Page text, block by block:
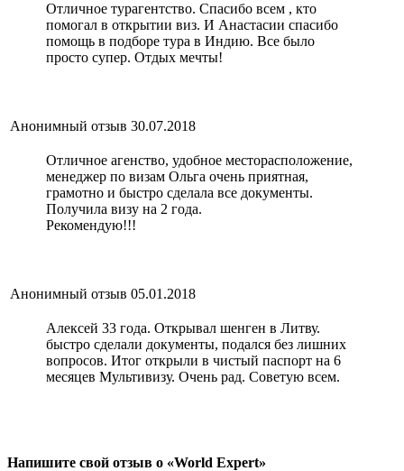
Отличное турагентство. Спасибо всем , кто
помогал в открытии виз. И Анастасии спасибо
помощь в подборе тура в Индию. Все было
просто супер. Отдых мечты!
Анонимный отзыв 30.07.2018
Отличное агенство, удобное месторасположение,
менеджер по визам Ольга очень приятная,
грамотно и быстро сделала все документы.
Получила визу на 2 года.
Рекомендую!!!
Анонимный отзыв 05.01.2018
Алексей 33 года. Открывал шенген в Литву.
быстро сделали документы, подался без лишних
вопросов. Итог открыли в чистый паспорт на 6
месяцев Мультивизу. Очень рад. Советую всем.
Напишите свой отзыв о «World Expert»